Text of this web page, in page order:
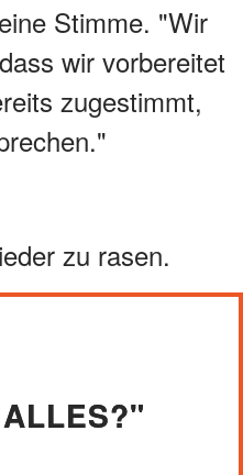
Stimme. "Wir
wir vorbereitet
zugestimmt,
zu rasen.